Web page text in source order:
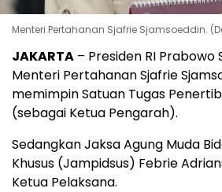
Menteri Pertahanan Sjafrie Sjamsoeddin.
JAKARTA – Presiden RI
Menteri Pertahanan Sjafrie
memimpin Satuan Tugas
(sebagai Ketua Pengarah).
Sedangkan Jaksa Agung Muda
Khusus (Jampidsus) Febrie
Ketua Pelaksana.